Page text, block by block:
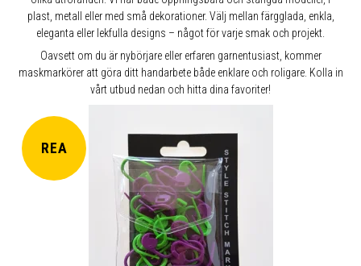
plast, metall eller med små dekorationer. Välj mellan färgglada, enkla,
eleganta eller lekfulla designs – något för varje smak och projekt.
Oavsett om du är nybörjare eller erfaren garnentusiast, kommer
maskmarkörer att göra ditt handarbete både enklare och roligare. Kolla in
vårt utbud nedan och hitta dina favoriter!
REA